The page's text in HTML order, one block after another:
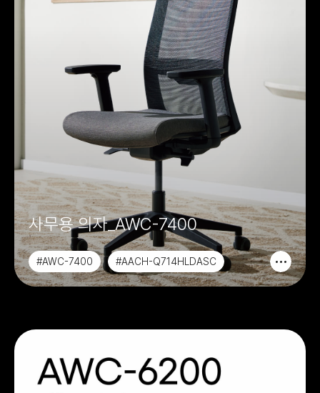
사무용 의자_AWC-7400
#AWC-7400
#AACH-Q714HLDASC
#AACH-Q705HLDAC
#AACH-Q705HLDAM